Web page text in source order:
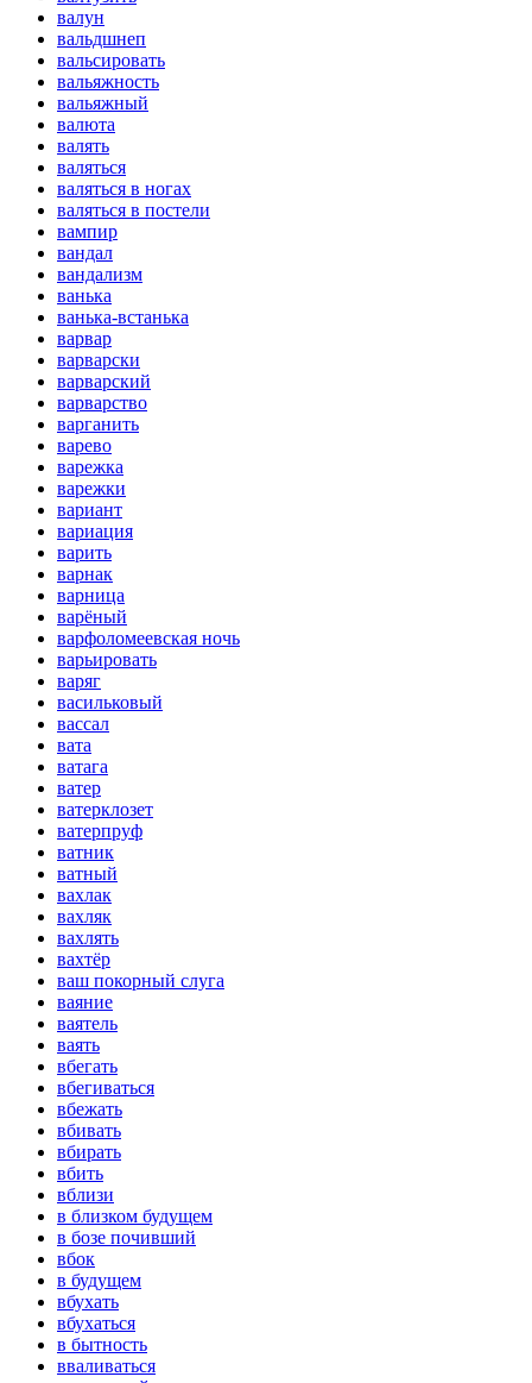
валун
вальдшнеп
вальсировать
вальяжность
вальяжный
валюта
валять
валяться
валяться в ногах
валяться в постели
вампир
вандал
вандализм
ванька
ванька-встанька
варвар
варварски
варварский
варварство
варганить
варево
варежка
варежки
вариант
вариация
варить
варнак
варница
варёный
варфоломеевская ночь
варьировать
варяг
васильковый
вассал
вата
ватага
ватер
ватерклозет
ватерпруф
ватник
ватный
вахлак
вахляк
вахлять
вахтёр
ваш покорный слуга
ваяние
ваятель
ваять
вбегать
вбегиваться
вбежать
вбивать
вбирать
вбить
вблизи
в близком будущем
в бозе почивший
вбок
в будущем
вбухать
вбухаться
в бытность
вваливаться